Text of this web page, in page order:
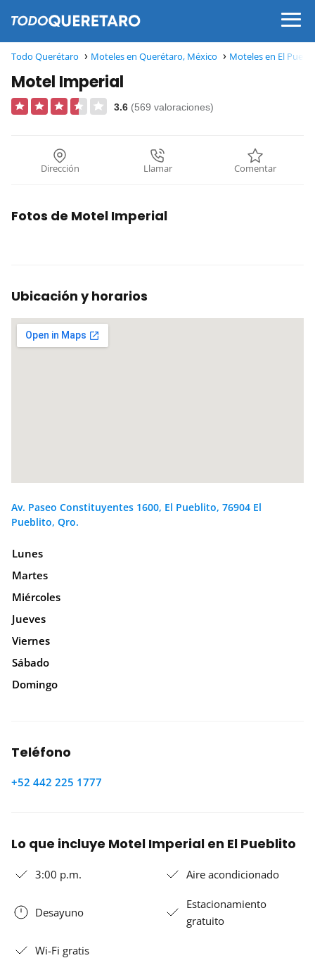
Todo Querétaro Moteles en Querétaro, México Moteles en El
Motel Imperial
3.6 (569 valoraciones)
Dirección Llamar Comentar
Fotos de Motel Imperial
Ubicación y horarios
Av. Paseo Constituyentes 1600, El Pueblito, 76904 El
Pueblito, Qro.
Lunes
Martes
Miércoles
Jueves
Viernes
Sábado
Domingo
Teléfono
+52 442 225 1777
Lo que incluye Motel Imperial en El Pueblito
3:00 p.m. Aire acondicionado
Desayuno
Estacionamiento
gratuito
Wi-Fi gratis